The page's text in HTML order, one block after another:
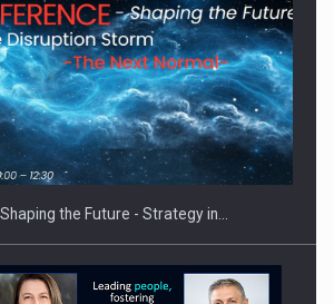
Craiului 2026, fueled by benzinariile RO…
the Future - Strategy in…